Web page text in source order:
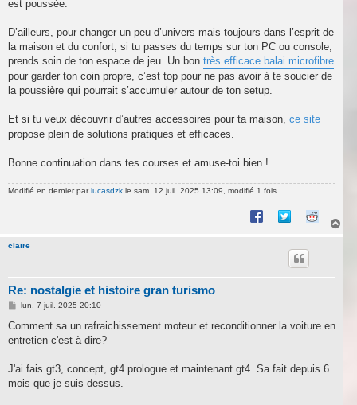
est poussée.
D’ailleurs, pour changer un peu d’univers mais toujours dans l’esprit de
la maison et du confort, si tu passes du temps sur ton PC ou console,
prends soin de ton espace de jeu. Un bon très efficace balai microfibre
pour garder ton coin propre, c’est top pour ne pas avoir à te soucier de
la poussière qui pourrait s’accumuler autour de ton setup.
Et si tu veux découvrir d’autres accessoires pour ta maison, ce site
propose plein de solutions pratiques et efficaces.
Bonne continuation dans tes courses et amuse-toi bien !
Modifié en dernier parlucasdzk le sam. 12 juil. 2025 13:09, modifié 1 fois.
claire
Re: nostalgie et histoire gran turismo
M
s
a
lun. 7 juil. 2025 20:10
Comment sa un rafraichissement moteur et reconditionner la voiture en
entretien c'est à dire?
J'ai fais gt3, concept, gt4 prologue et maintenant gt4. Sa fait depuis 6
mois que je suis dessus.